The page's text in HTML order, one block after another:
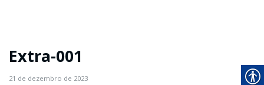
Extra-001
21 de dezembro de 2023